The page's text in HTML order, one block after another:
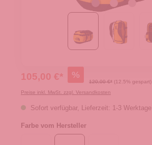
105,00 €* %
120,00 €* (12.5% gespart)
Preise inkl. MwSt. zzgl. Versandkosten
Sofort verfügbar, Lieferzeit: 1-3 Werktage
Farbe vom Hersteller